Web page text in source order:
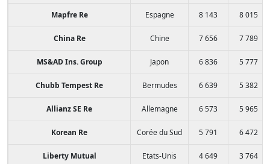
Mapfre Re Espagne 8 143 8 015
China Re Chine 7 656 7 789
MS&AD Ins. Group Japon 6 836 5 777
Chubb Tempest Re Bermudes 6 639 5 382
Allianz SE Re Allemagne 6 573 5 965
Korean Re Corée du Sud 5 791 6 472
Liberty Mutual Etats-Unis 4 649 3 764